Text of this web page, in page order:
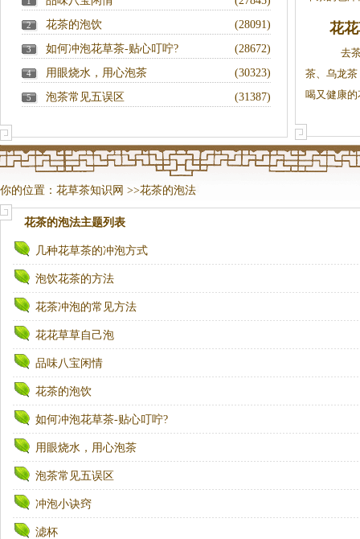
2 (28091)
花茶的泡饮
3 (28672)
如何冲泡花草茶-贴心叮咛?
4 (30323)
用眼烧水，用心泡茶
5 (31387)
泡茶常见五误区
花
去茶
茶、乌龙
喝又健康
你的位置： 花草茶知识网 >>花茶的泡法
花茶的泡法主题列表
几种花草茶的冲泡方式
泡饮花茶的方法
花茶冲泡的常见方法
花花草草自己泡
品味八宝闲情
花茶的泡饮
如何冲泡花草茶-贴心叮咛?
用眼烧水，用心泡茶
泡茶常见五误区
冲泡小诀窍
滤杯